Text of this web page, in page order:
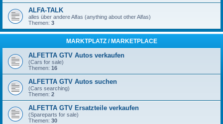
ALFA-TALK
alles über andere Alfas (anything about other Alfas)
Themen: 3
MARKTPLATZ / MARKETPLACE
ALFETTA GTV Autos verkaufen
(Cars for sale)
Themen: 16
ALFETTA GTV Autos suchen
(Cars searching)
Themen: 2
ALFETTA GTV Ersatzteile verkaufen
(Spareparts for sale)
Themen: 30